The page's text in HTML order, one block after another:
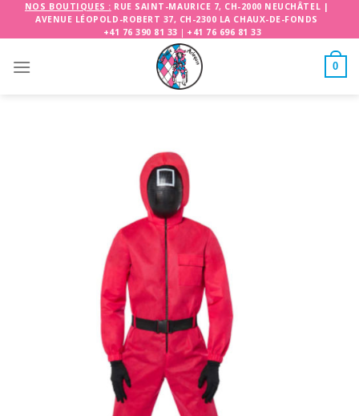
NOS BOUTIQUES : RUE SAINT-MAURICE 7, CH-2000 NEUCHÂTEL |
AVENUE LÉOPOLD-ROBERT 37, CH-2300 LA CHAUX-DE-FONDS
+41 76 390 81 33 | +41 76 696 81 33
0